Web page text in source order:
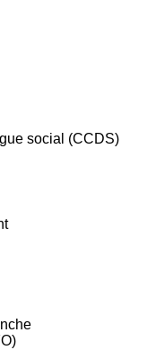
social (CCDS)